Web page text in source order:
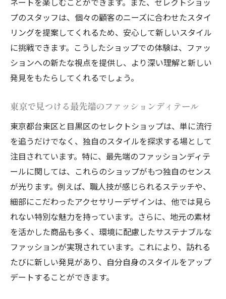
プのスタッフは、個々の顧客のニーズに合わせたスタイ
リングを提案してくれるため、安心して新しいスタイル
に挑戦できます。こうしたショップでの体験は、ファッ
ションへの新たな視点を提供し、より深い理解と新しい
発見をもたらしてくれるでしょう。
東京で見つける最先端のファッションディテール
東京都台東区と目黒区のセレクトショップは、単に流行
を追うだけでなく、独自のスタイルを探求する場として
注目されています。特に、最先端のファッションディテ
ールに関しては、これらのショップがもつ独自のセンス
が光ります。例えば、職人技が感じられるステッチや、
細部にこだわったアクセサリーデザインは、他では見ら
れない特別な魅力を持っています。さらに、地元の素材
を活かした商品も多く、環境に配慮したサステナブルな
ファッションが実現されています。これにより、訪れる
たびに新しい発見があり、自分自身のスタイルをアップ
デートすることができます。